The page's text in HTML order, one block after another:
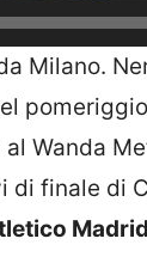
Milano.
Wanda
di finale di
Madrid